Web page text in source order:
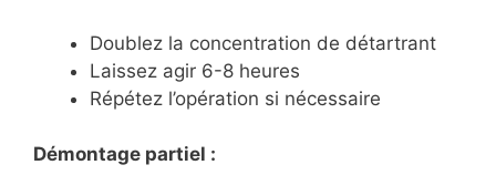
Doublez la concentration de détartrant
Laissez agir 6-8 heures
Répétez l’opération si nécessaire
Démontage partiel :